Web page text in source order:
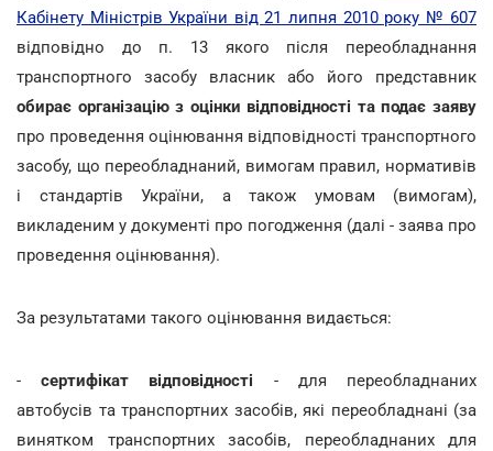
Кабінету Міністрів України від 21 липня 2010 року № 607
відповідно до п. 13 якого після переобладнання
транспортного засобу власник або його представник
обирає організацію з оцінки відповідності та подає заяву
про проведення оцінювання відповідності транспортного
засобу, що переобладнаний, вимогам правил, нормативів
і стандартів України, а також умовам (вимогам),
викладеним у документі про погодження (далі - заява про
проведення оцінювання).
За результатами такого оцінювання видається:
-сертифікат відповідності - для переобладнаних
автобусів та транспортних засобів, які переобладнані (за
винятком транспортних засобів, переобладнаних для